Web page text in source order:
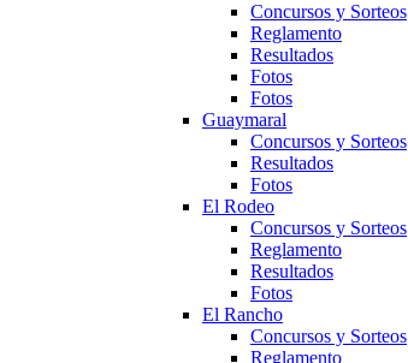
Concursos y Sorteos
Reglamento
Resultados
Fotos
Fotos
Guaymaral
Concursos y Sorteos
Resultados
Fotos
El Rodeo
Concursos y Sorteos
Reglamento
Resultados
Fotos
El Rancho
Concursos y Sorteos
Reglamento